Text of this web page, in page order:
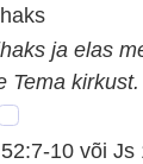
ja elas
Tema
10 või Js